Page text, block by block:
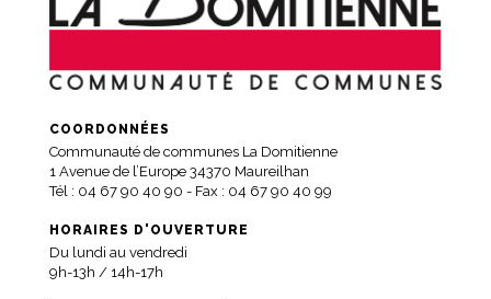
COORDONNÉES
Communauté de communes La Domitienne
1 Avenue de l’Europe 34370 Maureilhan
Tél : 04 67 90 40 90 - Fax : 04 67 90 40 99
HORAIRES D'OUVERTURE
Du lundi au vendredi
9h-13h / 14h-17h